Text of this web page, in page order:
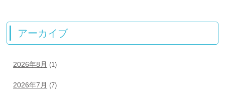
アーカイブ
2026年8月 (1)
2026年7月 (7)